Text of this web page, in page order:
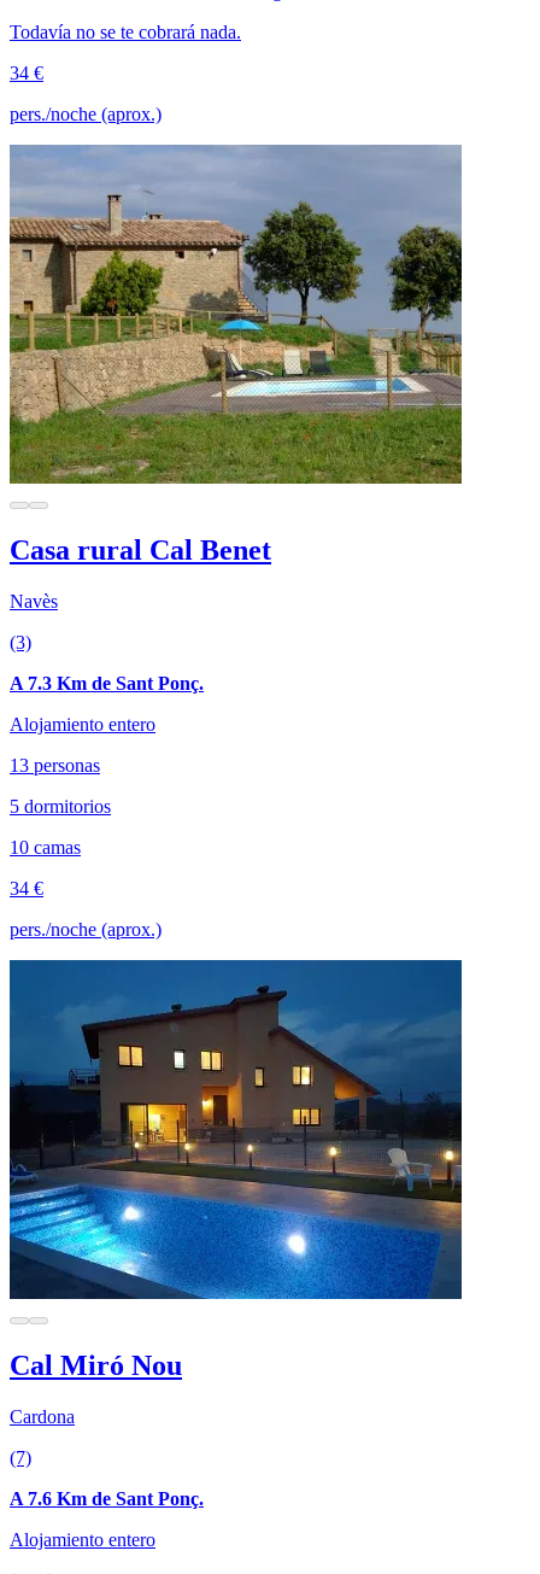
Todavía no se te cobrará nada.
34 €
pers./noche (aprox.)
Casa rural Cal Benet
Navès
(3)
A 7.3 Km de Sant Ponç.
Alojamiento entero
13 personas
5 dormitorios
10 camas
34 €
pers./noche (aprox.)
Cal Miró Nou
Cardona
(7)
A 7.6 Km de Sant Ponç.
Alojamiento entero